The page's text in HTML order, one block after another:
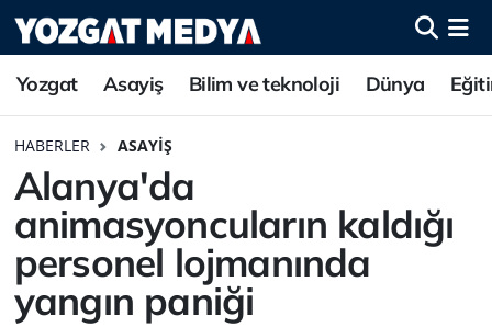
Yozgat Asayiş Bilim ve teknoloji Dünya
HABERLER ASAYIŞ
Alanya'da
animasyoncuların kaldığı
personel lojmanında
yangın paniği